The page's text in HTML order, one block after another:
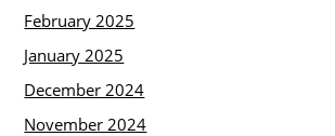
February 2025
January 2025
December 2024
November 2024